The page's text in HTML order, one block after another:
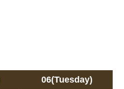
06(Tuesday)